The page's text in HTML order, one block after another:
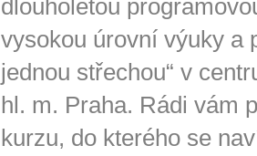
dlouholetou
vysokou úrovní výuky a
jednou střechou“ v
hl. m. Praha. Rádi vám
kurzu, do kterého se